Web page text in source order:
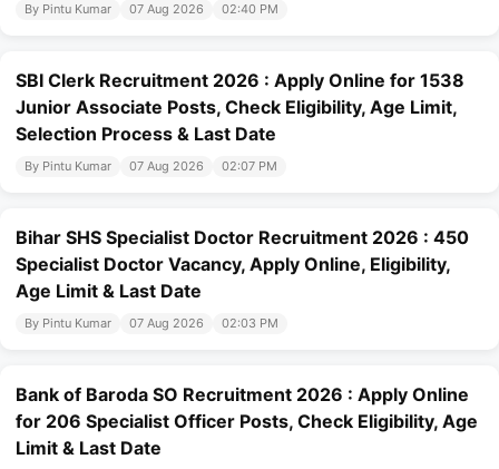
By Pintu Kumar 07 Aug 2026 02:40 PM
SBI Clerk Recruitment 2026 : Apply Online for 1538
Junior Associate Posts, Check Eligibility, Age Limit,
Selection Process & Last Date
By Pintu Kumar 07 Aug 2026 02:07 PM
Bihar SHS Specialist Doctor Recruitment 2026 : 450
Specialist Doctor Vacancy, Apply Online, Eligibility,
Age Limit & Last Date
By Pintu Kumar 07 Aug 2026 02:03 PM
Bank of Baroda SO Recruitment 2026 : Apply Online
for 206 Specialist Officer Posts, Check Eligibility, Age
Limit & Last Date